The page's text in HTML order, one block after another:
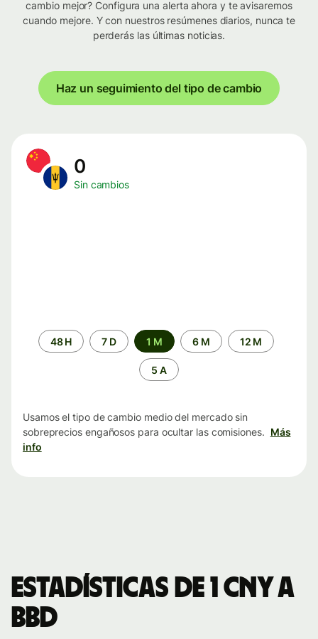
cambio mejor? Configura una alerta ahora y te avisaremos
cuando mejore. Y con nuestros resúmenes diarios, nunca te
perderás las últimas noticias.
Haz un seguimiento del tipo de cambio
0
Sin cambios
Periodo48 H 7 D 1 M 6 M 12 M
5 A
Usamos el tipo de cambio medio del mercado sin
sobreprecios engañosos para ocultar las comisiones. Más
info
Estadísticas de 1 CNY a
BBD